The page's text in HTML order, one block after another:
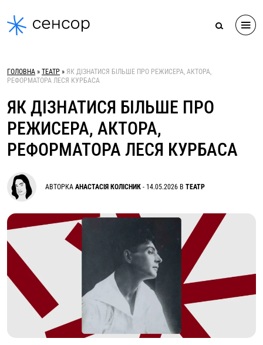
to
content
ГОЛОВНА » ТЕАТР » ЯК ДІЗНАТИСЯ БІЛЬШЕ ПРО РЕЖИСЕРА, АКТОРА,
РЕФОРМАТОРА ЛЕСЯ КУРБАСА
ЯК ДІЗНАТИСЯ БІЛЬШЕ ПРО
РЕЖИСЕРА, АКТОРА,
РЕФОРМАТОРА ЛЕСЯ КУРБАСА
АВТОРКА АНАСТАСІЯ КОЛІСНИК - 14.05.2026 В ТЕАТР